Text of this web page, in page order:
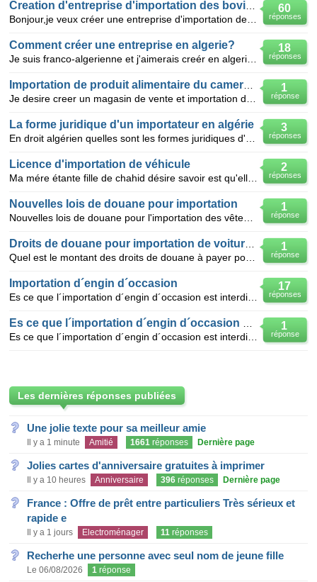
60
réponses
18
réponses
Comment créer une entreprise en algerie?
1
réponse
3
réponses
La forme juridique d'un importateur en algérie
2
réponses
Licence d'importation de véhicule
1
réponse
Nouvelles lois de douane pour importation
1
réponse
17
réponses
Importation d´engin d´occasion
1
réponse
Les dernières réponses publiées
Une jolie texte pour sa meilleur amie
Il y a 1 minute Amitié 1661 réponses Dernière page
Jolies cartes d'anniversaire gratuites à imprimer
Il y a 10 heures Anniversaire 396 réponses Dernière page
France : Offre de prêt entre particuliers Très sérieux et
rapide e
Il y a 1 jours Electroménager 11 réponses
Recherhe une personne avec seul nom de jeune fille
Le 06/08/2026 1 réponse